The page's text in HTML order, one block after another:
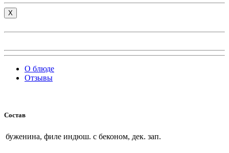
X
О блюде
Отзывы
Состав
буженина, филе индюш. с беконом, дек. зап.